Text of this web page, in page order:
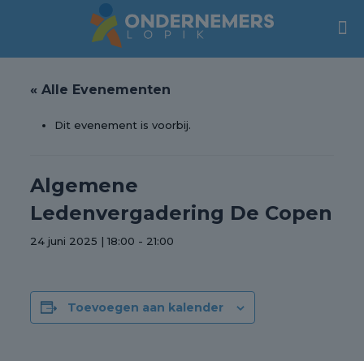
« Alle Evenementen
Dit evenement is voorbij.
Algemene
Ledenvergadering De Copen
24 juni 2025 | 18:00 - 21:00
Toevoegen aan kalender